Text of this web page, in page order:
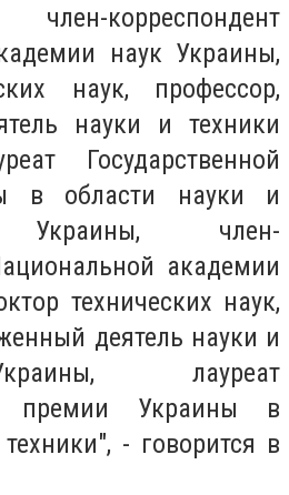
корреспондент
наук Украины,
наук, профессор,
науки и техники
Государственной
в области науки и
Украины, член-
академии
технических наук,
деятель науки и
лауреат
премии Украины в
- говорится в